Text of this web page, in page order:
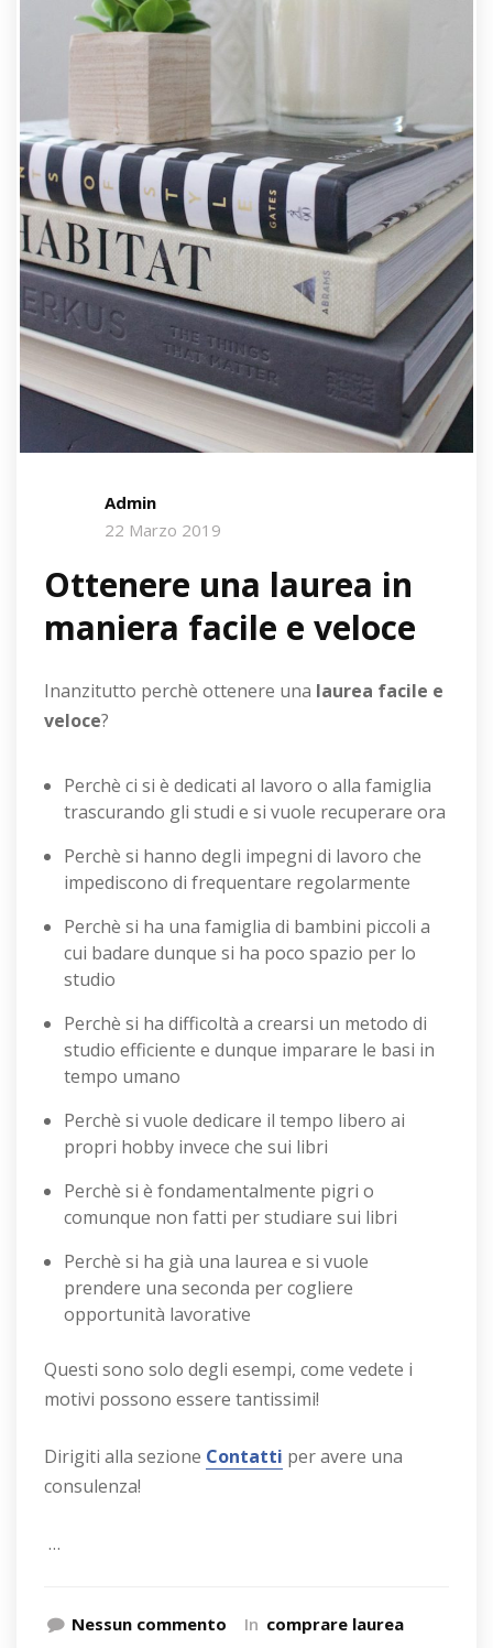
Admin
22 Marzo 2019
Ottenere una laurea in
maniera facile e veloce
Inanzitutto perchè ottenere una laurea facile e
veloce?
Perchè ci si è dedicati al lavoro o alla famiglia
trascurando gli studi e si vuole recuperare ora
Perchè si hanno degli impegni di lavoro che
impediscono di frequentare regolarmente
Perchè si ha una famiglia di bambini piccoli a
cui badare dunque si ha poco spazio per lo
studio
Perchè si ha difficoltà a crearsi un metodo di
studio efficiente e dunque imparare le basi in
tempo umano
Perchè si vuole dedicare il tempo libero ai
propri hobby invece che sui libri
Perchè si è fondamentalmente pigri o
comunque non fatti per studiare sui libri
Perchè si ha già una laurea e si vuole
prendere una seconda per cogliere
opportunità lavorative
Questi sono solo degli esempi, come vedete i
motivi possono essere tantissimi!
Dirigiti alla sezione Contatti per avere una
consulenza!
…
Nessun commento In comprare laurea